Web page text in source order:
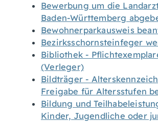
Bewerbung um die
Baden-Württemberg
Bewohnerparkausweis
Bezirksschornsteinfeger
Bibliothek -
(Verleger)
Bildträger -
Freigabe für Altersstufen
Bildung und
Kinder, Jugendliche oder